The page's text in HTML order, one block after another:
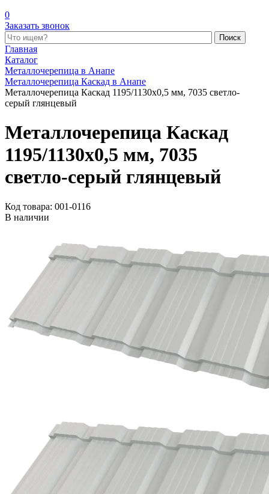
0
Заказать звонок
Поиск по каталогу
Главная
Каталог
Металлочерепица в Анапе
Металлочерепица Каскад в Анапе
Металлочерепица Каскад 1195/1130x0,5 мм, 7035 светло-
серый глянцевый
Металлочерепица Каскад
1195/1130x0,5 мм, 7035
светло-серый глянцевый
Код товара: 001-0116
В наличии